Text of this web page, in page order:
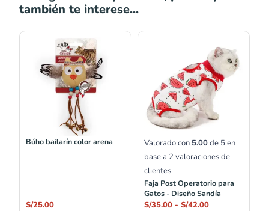
también te interese...
Búho bailarín color arena
S/25.00
Valorado con 5.00de 5 en
base a 2 valoraciones de
clientes
Faja Post Operatorio para
Gatos - Diseño Sandía
S/35.00 - S/42.00
de
precios:
desde
S/35.00
S/42.00